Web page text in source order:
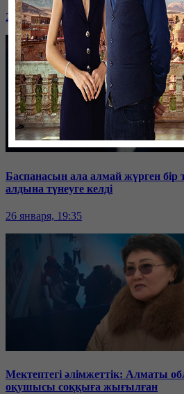
26 января, 19:36
Баспанасын ала алмай жүрген бір
алдына түнеуге келді
26 января, 19:35
Мектептегі әлімжеттік: Алматы
оқушысы соққыға жығылған